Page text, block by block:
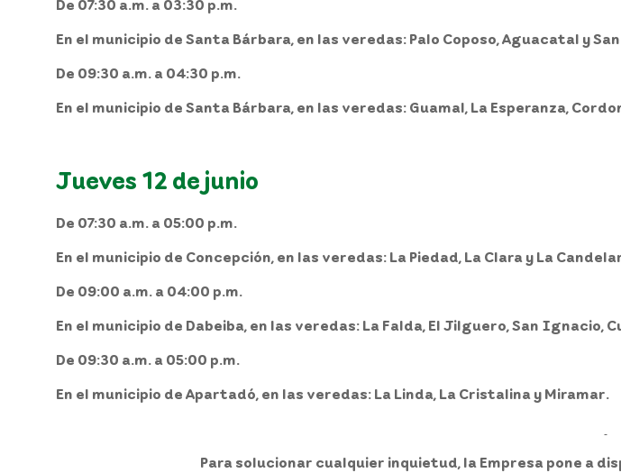
De 07:30 a.m. a 03:30 p.m.
En el municipio de Santa Bárbara, en las veredas: Palo Coposo, Aguacatal y
De 09:30 a.m. a 04:30 p.m.
En el municipio de Santa Bárbara, en las veredas: Guamal, La Esperanza,
Jueves 12 de junio
De 07:30 a.m. a 05:00 p.m.
En el municipio de Concepción, en las veredas: La Piedad, La Clara y La
De 09:00 a.m. a 04:00 p.m.
En el municipio de Dabeiba, en las veredas: La Falda, El Jilguero, San Ignacio,
De 09:30 a.m. a 05:00 p.m.
En el municipio de Apartadó, en las veredas: La Linda, La Cristalina y Miramar.
Para solucionar cualquier inquietud, la Empresa pone a